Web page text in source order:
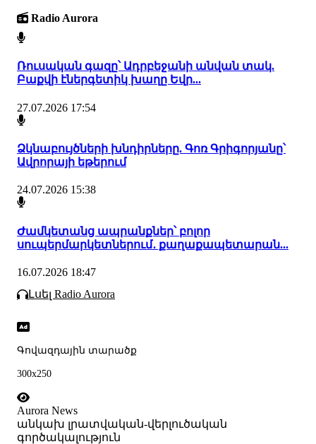
Radio Aurora
Ռուսական գազը՝ Ադրբեջանի անվան տակ.
Բաքվի էներգետիկ խաղը Եվր...
27.07.2026 17:54
Ձկնաբույծների խնդիրները. Գոռ Գրիգորյանը՝
Ավրորայի եթերում
24.07.2026 15:38
Ժամկետանց ապրանքներ՝ բոլոր
սուպերմարկետներում․ քաղաքապետարան...
16.07.2026 18:47
Լսել Radio Aurora
Գովազդային տարածք
300x250
Aurora News
անկախ լրատվական-վերլուծական
գործակալություն